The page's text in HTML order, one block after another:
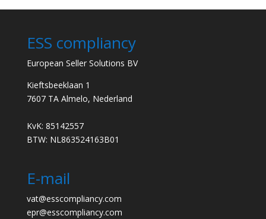
ESS compliancy
European Seller Solutions BV
Kieftsbeeklaan 1
7607 TA Almelo, Nederland
KvK: 85142557
BTW: NL863524163B01
E-mail
vat@esscompliancy.com
epr@esscompliancy.com